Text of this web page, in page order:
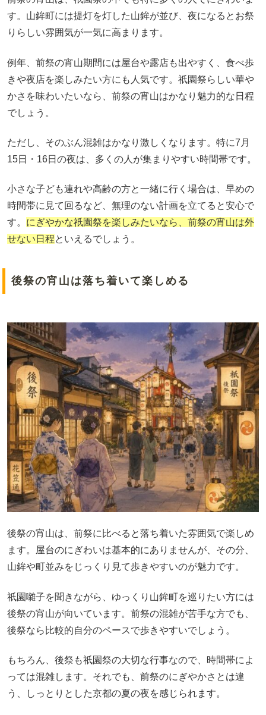
す。山鉾町には提灯を灯した山鉾が並び、夜になるとお祭
りらしい雰囲気が一気に高まります。
例年、前祭の宵山期間には屋台や露店も出やすく、食べ歩
きや夜店を楽しみたい方にも人気です。祇園祭らしい華や
かさを味わいたいなら、前祭の宵山はかなり魅力的な日程
でしょう。
ただし、そのぶん混雑はかなり激しくなります。特に7月
15日・16日の夜は、多くの人が集まりやすい時間帯です。
小さな子ども連れや高齢の方と一緒に行く場合は、早めの
時間帯に見て回るなど、無理のない計画を立てると安心で
す。 にぎやかな祇園祭を楽しみたいなら、前祭の宵山は外
せない日程といえるでしょう。
後祭の宵山は落ち着いて楽しめる
後祭の宵山は、前祭に比べると落ち着いた雰囲気で楽しめ
ます。屋台のにぎわいは基本的にありませんが、その分、
山鉾や町並みをじっくり見て歩きやすいのが魅力です。
祇園囃子を聞きながら、ゆっくり山鉾町を巡りたい方には
後祭の宵山が向いています。前祭の混雑が苦手な方でも、
後祭なら比較的自分のペースで歩きやすいでしょう。
もちろん、後祭も祇園祭の大切な行事なので、時間帯によ
っては混雑します。それでも、前祭のにぎやかさとは違
う、しっとりとした京都の夏の夜を感じられます。